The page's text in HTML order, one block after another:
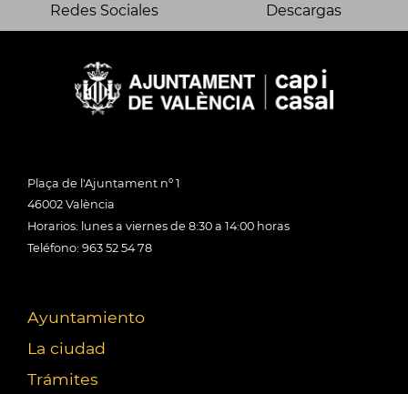
Redes Sociales Descargas
Plaça de l'Ajuntament nº 1
46002 València
Horarios: lunes a viernes de 8:30 a 14:00 horas
Teléfono: 963 52 54 78
Ayuntamiento
La ciudad
Trámites